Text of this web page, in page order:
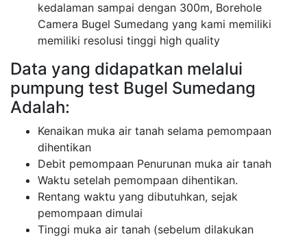
kedalaman sampai dengan 300m, Borehole
Camera Bugel Sumedang yang kami memiliki
memiliki resolusi tinggi high quality
Data yang didapatkan melalui
pumpung test Bugel Sumedang
Adalah:
Kenaikan muka air tanah selama pemompaan
dihentikan
Debit pemompaan Penurunan muka air tanah
Waktu setelah pemompaan dihentikan.
Rentang waktu yang dibutuhkan, sejak
pemompaan dimulai
Tinggi muka air tanah (sebelum dilakukan